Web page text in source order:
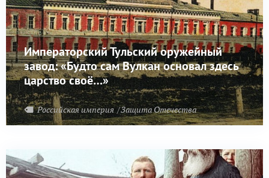
Императорский Тульский оружейный
завод: «Будто сам Вулкан основал здесь
царство своё…»
Российская империя Защита Отечества